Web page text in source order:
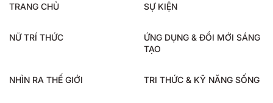
TRANG CHỦ SỰ KIỆN
NỮ TRÍ THỨC
ỨNG DỤNG & ĐỔI MỚI SÁNG
TẠO
NHÌN RA THẾ GIỚI TRI THỨC & KỸ NĂNG SỐNG